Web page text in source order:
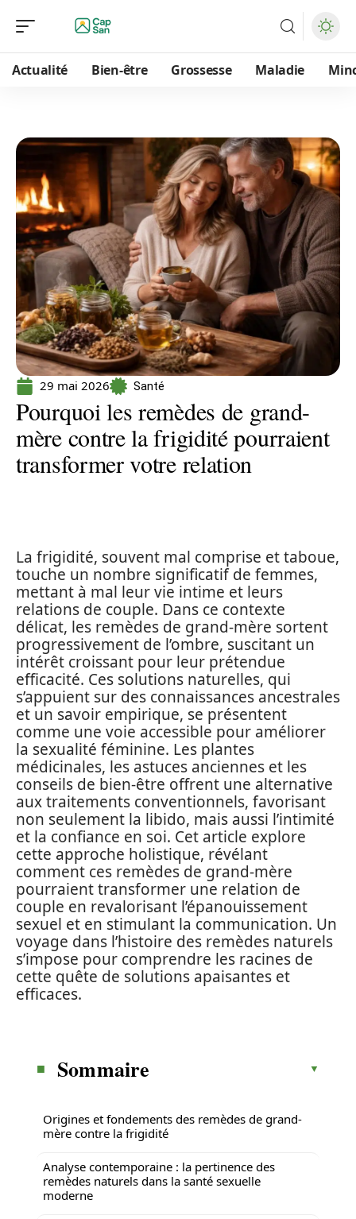
Actualité Bien-être Grossesse Maladie
29 mai 2026 Santé
Pourquoi les remèdes de grand-
mère contre la frigidité pourraient
transformer votre relation
La frigidité, souvent mal comprise et taboue,
touche un nombre significatif de femmes,
mettant à mal leur vie intime et leurs
relations de couple. Dans ce contexte
délicat, les remèdes de grand-mère sortent
progressivement de l’ombre, suscitant un
intérêt croissant pour leur prétendue
efficacité. Ces solutions naturelles, qui
s’appuient sur des connaissances ancestrales
et un savoir empirique, se présentent
comme une voie accessible pour améliorer
la sexualité féminine. Les plantes
médicinales, les astuces anciennes et les
conseils de bien-être offrent une alternative
aux traitements conventionnels, favorisant
non seulement la libido, mais aussi l’intimité
et la confiance en soi. Cet article explore
cette approche holistique, révélant
comment ces remèdes de grand-mère
pourraient transformer une relation de
couple en revalorisant l’épanouissement
sexuel et en stimulant la communication. Un
voyage dans l’histoire des remèdes naturels
s’impose pour comprendre les racines de
cette quête de solutions apaisantes et
efficaces.
Sommaire
Origines et fondements des remèdes de grand-
mère contre la frigidité
Analyse contemporaine : la pertinence des
remèdes naturels dans la santé sexuelle
moderne